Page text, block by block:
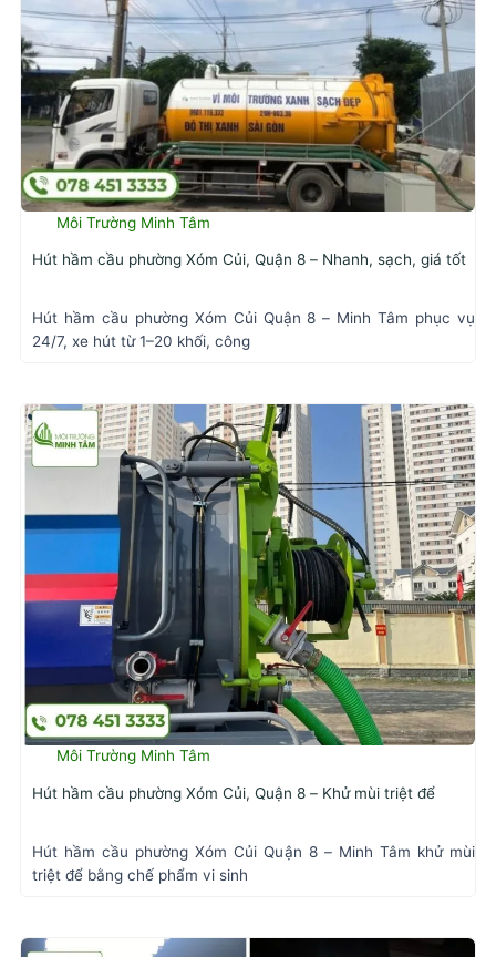
Môi Trường Minh Tâm
Hút hầm cầu phường Xóm Củi, Quận 8 – Nhanh, sạch, giá tốt
Hút hầm cầu phường Xóm Củi Quận 8 – Minh Tâm phục vụ
24/7, xe hút từ 1–20 khối, công
Môi Trường Minh Tâm
Hút hầm cầu phường Xóm Củi, Quận 8 – Khử mùi triệt để
Hút hầm cầu phường Xóm Củi Quận 8 – Minh Tâm khử mùi
triệt để bằng chế phẩm vi sinh